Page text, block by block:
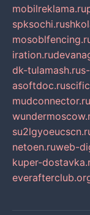
mobilreklama.ru
spksochi.ru
iration.ru
dk-tulamash.ru
asoftdoc.ru
mudconnector.ru
netoen.ruweb-
kuper-